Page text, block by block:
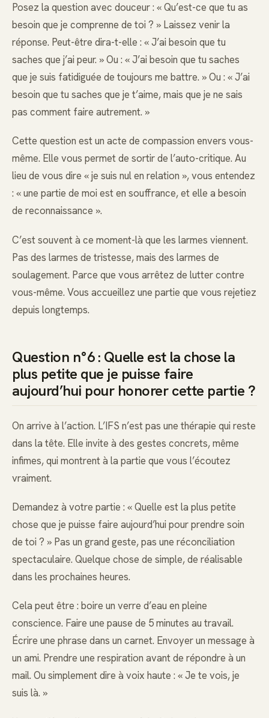
Posez la question avec douceur : « Qu’est-ce que tu as
besoin que je comprenne de toi ? » Laissez venir la
réponse. Peut-être dira-t-elle : « J’ai besoin que tu
saches que j’ai peur. » Ou : « J’ai besoin que tu saches
que je suis fatidiguée de toujours me battre. » Ou : « J’ai
besoin que tu saches que je t’aime, mais que je ne sais
pas comment faire autrement. »
Cette question est un acte de compassion envers vous-
même. Elle vous permet de sortir de l’auto-critique. Au
lieu de vous dire « je suis nul en relation », vous entendez
: « une partie de moi est en souffrance, et elle a besoin
de reconnaissance ».
C’est souvent à ce moment-là que les larmes viennent.
Pas des larmes de tristesse, mais des larmes de
soulagement. Parce que vous arrêtez de lutter contre
vous-même. Vous accueillez une partie que vous rejetiez
depuis longtemps.
Question n°6 : Quelle est la chose la
plus petite que je puisse faire
aujourd’hui pour honorer cette partie ?
On arrive à l’action. L’IFS n’est pas une thérapie qui reste
dans la tête. Elle invite à des gestes concrets, même
infimes, qui montrent à la partie que vous l’écoutez
vraiment.
Demandez à votre partie : « Quelle est la plus petite
chose que je puisse faire aujourd’hui pour prendre soin
de toi ? » Pas un grand geste, pas une réconciliation
spectaculaire. Quelque chose de simple, de réalisable
dans les prochaines heures.
Cela peut être : boire un verre d’eau en pleine
conscience. Faire une pause de 5 minutes au travail.
Écrire une phrase dans un carnet. Envoyer un message à
un ami. Prendre une respiration avant de répondre à un
mail. Ou simplement dire à voix haute : « Je te vois, je
suis là. »